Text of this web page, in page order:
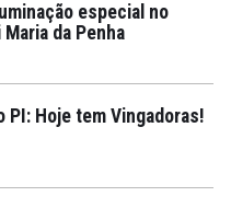
especial no
da Penha
Hoje tem Vingadoras!